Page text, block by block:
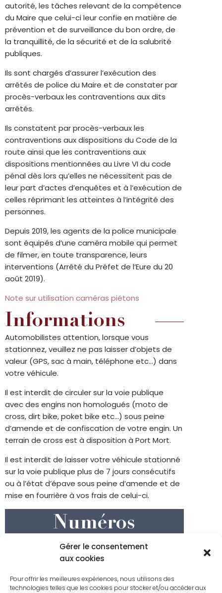
Gérer le consentement
aux cookies
Pour offrir les meilleures expériences, nous utilisons des
technologies telles que les cookies pour stocker et/ou accéder aux
autorité, les tâches relevant de la compétence
du Maire que celui-ci leur confie en matière de
prévention et de surveillance du bon ordre, de
la tranquillité, de la sécurité et de la salubrité
publiques.
Ils sont chargés d’assurer l’exécution des
arrêtés de police du Maire et de constater par
procès-verbaux les contraventions aux dits
arrêtés.
Ils constatent par procès-verbaux les
contraventions aux dispositions du Code de la
route ainsi que les contraventions aux
dispositions mentionnées au Livre VI du code
pénal dès lors qu’elles ne nécessitent pas de
leur part d’actes d’enquêtes et à l’exécution de
celles réprimant les atteintes à l’intégrité des
personnes.
Depuis 2019, les agents de la police municipale
sont équipés d’une caméra mobile qui permet
de filmer, en toute transparence, leurs
interventions (Arrêté du Préfet de l’Eure du 20
août 2019).
Note sur utilisation caméras piétons
Informations
Automobilistes attention, lorsque vous
stationnez, veuillez ne pas laisser d’objets de
valeur (GPS, sac à main, téléphone etc…) dans
votre véhicule.
Il est interdit de circuler sur la voie publique
avec des engins non homologués (moto de
cross, dirt bike, poket bike etc…) sous peine
d’amende et de confiscation de votre engin. Un
terrain de cross est à disposition à Port Mort.
Il est interdit de laisser votre véhicule stationné
sur la voie publique plus de 7 jours consécutifs
ou à l’état d’épave sous peine d’amende et de
mise en fourrière à vos frais de celui-ci.
Numéros
d'urgence
SAMU : 15
Police Secours : 17